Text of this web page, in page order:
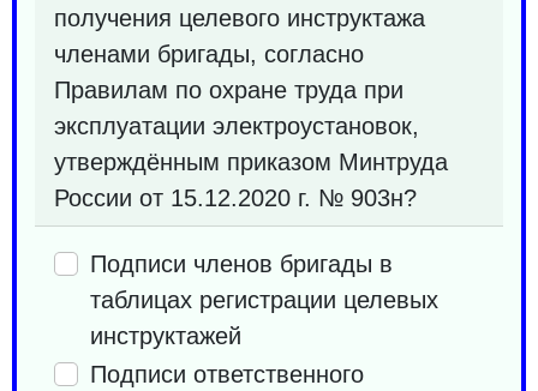
получения целевого инструктажа
членами бригады, согласно
Правилам по охране труда при
эксплуатации электроустановок,
утверждённым приказом Минтруда
России от 15.12.2020 г. № 903н?
Подписи членов бригады в
таблицах регистрации целевых
инструктажей
Подписи ответственного